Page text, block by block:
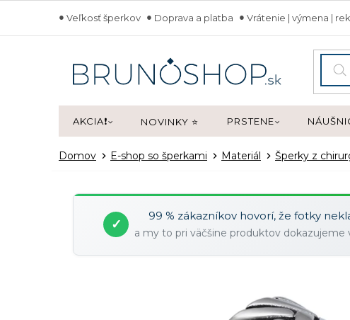
obsah
Veľkosť šperkov Doprava a platba Vrátenie | výmena |
AKCIA❗ NOVINKY ⭐ PRSTENE
Domov E-shop so šperkami Materiál Šperky z
✓
99 % zákazníkov hovorí, že fotky
a my to pri väčšine produktov dokazujeme